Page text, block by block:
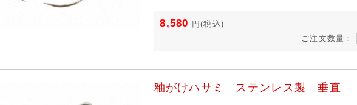
8,580 円(税込)
ご注文数量：
釉がけハサミ ステンレス製 垂直